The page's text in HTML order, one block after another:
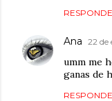
Ana 22 de
umm me
ganas de